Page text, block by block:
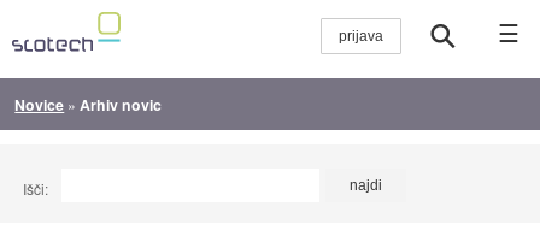
☰
Novice » Arhiv novic
Išči: